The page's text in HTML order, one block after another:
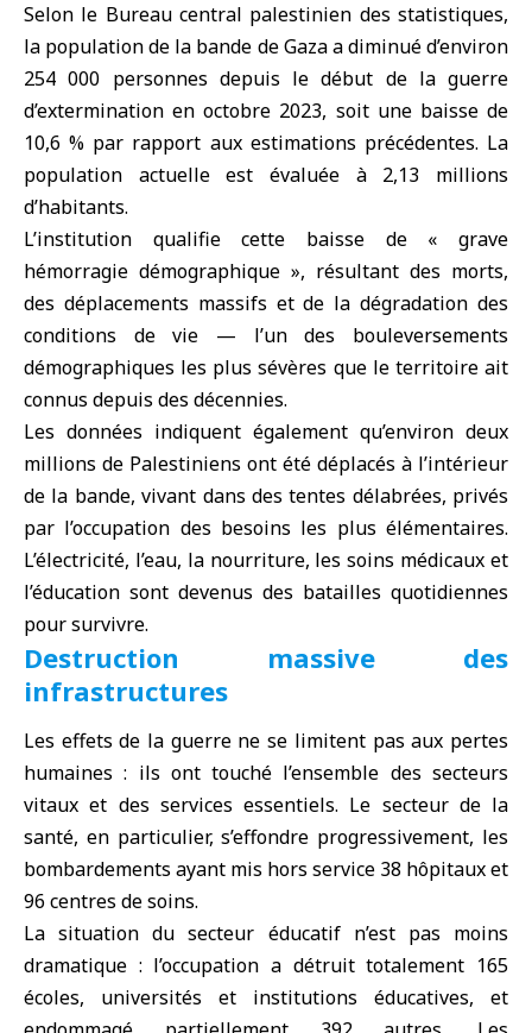
Selon le Bureau central palestinien des statistiques,
la population de la bande de Gaza a diminué d’environ
254 000 personnes depuis le début de la guerre
d’extermination en octobre 2023, soit une baisse de
10,6 % par rapport aux estimations précédentes. La
population actuelle est évaluée à 2,13 millions
d’habitants.
L’institution qualifie cette baisse de « grave
hémorragie démographique », résultant des morts,
des déplacements massifs et de la dégradation des
conditions de vie — l’un des bouleversements
démographiques les plus sévères que le territoire ait
connus depuis des décennies.
Les données indiquent également qu’environ deux
millions de Palestiniens ont été déplacés à l’intérieur
de la bande, vivant dans des tentes délabrées, privés
par l’occupation des besoins les plus élémentaires.
L’électricité, l’eau, la nourriture, les soins médicaux et
l’éducation sont devenus des batailles quotidiennes
pour survivre.
Destruction massive des
infrastructures
Les effets de la guerre ne se limitent pas aux pertes
humaines : ils ont touché l’ensemble des secteurs
vitaux et des services essentiels. Le secteur de la
santé, en particulier, s’effondre progressivement, les
bombardements ayant mis hors service 38 hôpitaux et
96 centres de soins.
La situation du secteur éducatif n’est pas moins
dramatique : l’occupation a détruit totalement 165
écoles, universités et institutions éducatives, et